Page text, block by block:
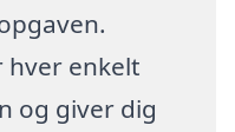
hver enkelt
og giver dig